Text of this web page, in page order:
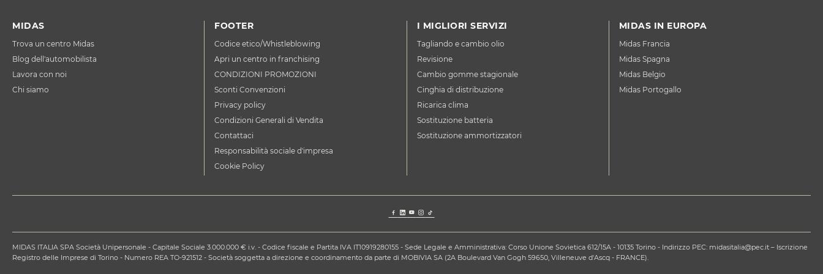
MIDAS
Trova un centro Midas
Blog dell'automobilista
Lavora con noi
Chi siamo
FOOTER
Codice etico/Whistleblowing
Apri un centro in franchising
CONDIZIONI PROMOZIONI
Sconti Convenzioni
Privacy policy
Condizioni Generali di Vendita
Contattaci
Responsabilità sociale d'impresa
Cookie Policy
I MIGLIORI SERVIZI
Tagliando e cambio olio
Revisione
Cambio gomme stagionale
Cinghia di distribuzione
Ricarica clima
Sostituzione batteria
Sostituzione ammortizzatori
MIDAS IN EUROPA
Midas Francia
Midas Spagna
Midas Belgio
Midas Portogallo
MIDAS ITALIA SPA Società Unipersonale - Capitale Sociale 3.000.000 € i.v. - Codice fiscale e Partita IVA IT10919280155 - Sede Legale e Amministrativa: Corso Unione Sovietica 612/15A - 10135 Torino - Indirizzo PEC: midasitalia@pec.it – Iscrizione
Registro delle Imprese di Torino - Numero REA TO-921512 - Società soggetta a direzione e coordinamento da parte di MOBIVIA SA (2A Boulevard Van Gogh 59650, Villeneuve d'Ascq - FRANCE).